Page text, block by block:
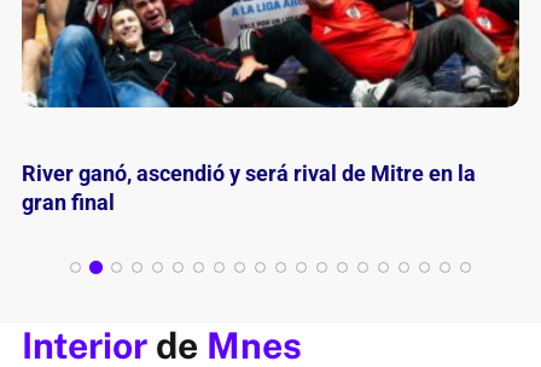
Un ascenso para festejarlo y valorarlo